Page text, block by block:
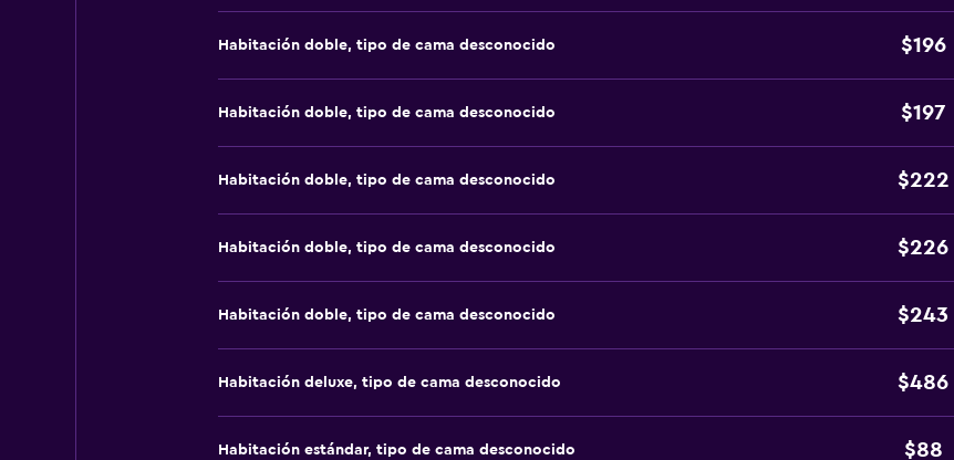
Habitación doble, tipo de cama desconocido $196
Habitación doble, tipo de cama desconocido $197
Habitación doble, tipo de cama desconocido $222
Habitación doble, tipo de cama desconocido $226
Habitación doble, tipo de cama desconocido $243
Habitación deluxe, tipo de cama desconocido $486
Habitación estándar, tipo de cama desconocido $88